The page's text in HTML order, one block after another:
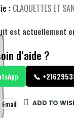
: CLAQUETTES ET
est actuellement
d’aide ?
📞
Email ADD TO